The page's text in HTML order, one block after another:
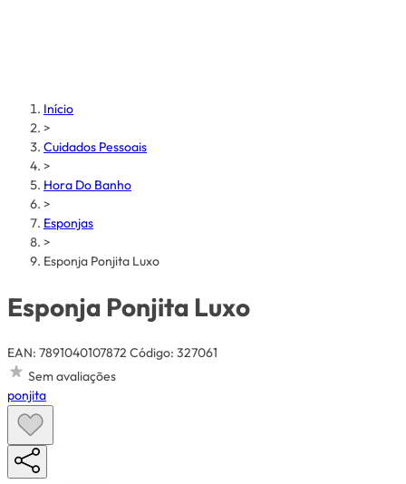
Início
>
Cuidados Pessoais
>
Hora Do Banho
>
Esponjas
>
Esponja Ponjita Luxo
Esponja Ponjita Luxo
EAN: 7891040107872 Código: 327061
Sem avaliações
ponjita